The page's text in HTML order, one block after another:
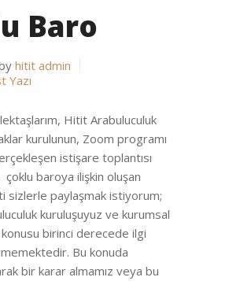
Baro
hitit admin
Yazı
Hitit Arabuluculuk
kurulunun, Zoom programı
istişare toplantısı
baroya ilişkin oluşan
sizlerle paylaşmak istiyorum;
kuruluşuyuz ve kurumsal
birinci derecede ilgi
Bu konuda
bir karar almamız veya bu